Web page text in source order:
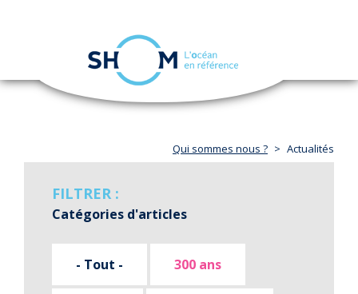
Aller
navigation
Qui sommes nous ? Actualités
FILTRER :
Catégories d'articles
- Tout - 300 ans